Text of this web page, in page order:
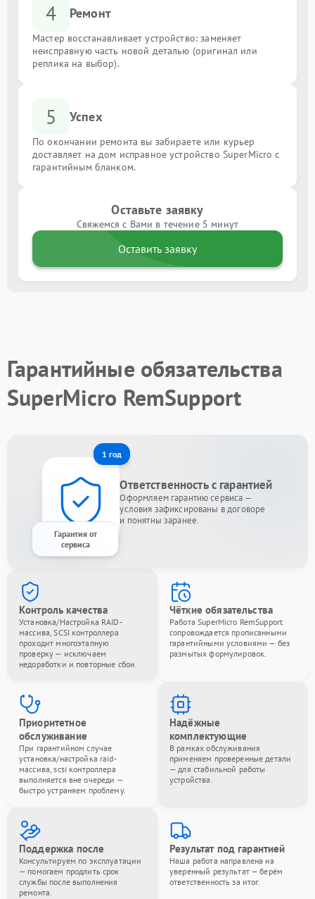
4 Ремонт
Мастер восстанавливает устройство: заменяет
неисправную часть новой деталью (оригинал или
реплика на выбор).
5 Успех
По окончании ремонта вы забираете или курьер
доставляет на дом исправное устройство SuperMicro с
гарантийным бланком.
Оставьте заявку
Свяжемся с Вами в течение 5 минут
Оставить заявку
Гарантийные обязательства
SuperMicro RemSupport
1 год
Гарантия от
сервиса
Ответственность с гарантией
Оформляем гарантию сервиса —
условия зафиксированы в договоре
и понятны заранее.
Контроль качества
Установка/Настройка RAID-
массива, SCSI контроллера
проходит многоэтапную
проверку — исключаем
недоработки и повторные сбои.
Чёткие обязательства
Работа SuperMicro RemSupport
сопровождается прописанными
гарантийными условиями — без
размытых формулировок.
Приоритетное
обслуживание
При гарантийном случае
установка/настройка raid-
массива, scsi контроллера
выполняется вне очереди —
быстро устраняем проблему.
Надёжные
комплектующие
В рамках обслуживания
применяем проверенные детали
— для стабильной работы
устройства.
Поддержка после
Консультируем по эксплуатации
— помогаем продлить срок
службы после выполнения
ремонта.
Результат под гарантией
Наша работа направлена на
уверенный результат — берём
ответственность за итог.